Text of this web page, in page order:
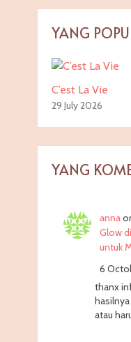
YANG
C’est La Vie
29 July 2026
YANG
anna
Glow
untuk
6
thanx
atau